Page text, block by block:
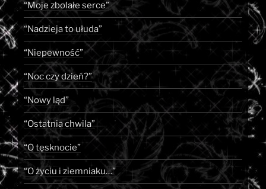
“Moje zbolałe serce”
“Nadzieja to ułuda”
“Niepewność”
“Noc czy dzień?”
“Nowy ląd”
“Ostatnia chwila”
“O tęsknocie”
“O życiu i ziemniaku…”